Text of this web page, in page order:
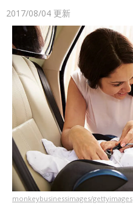
2017/08/04 更新
monkeybusinessimages/gettyimages